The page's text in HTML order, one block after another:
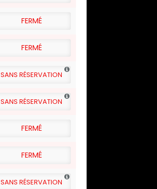
FERMÉ
FERMÉ
SANS RÉSERVATION
SANS RÉSERVATION
FERMÉ
FERMÉ
SANS RÉSERVATION